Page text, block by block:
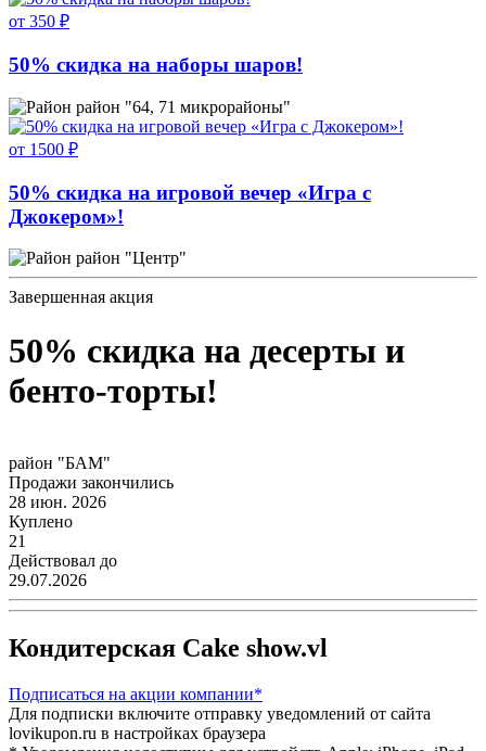
от 350 ₽
50% скидка на наборы шаров!
район "64, 71 микрорайоны"
от 1500 ₽
50% скидка на игровой вечер «Игра с
Джокером»!
район "Центр"
Завершенная акция
50% скидка на десерты и
бенто-торты!
район "БАМ"
Продажи закончились
28 июн. 2026
Куплено
21
Действовал до
29.07.2026
Кондитерская Cake show.vl
Подписаться на акции компании*
Для подписки включите отправку уведомлений от сайта
lovikupon.ru в настройках браузера